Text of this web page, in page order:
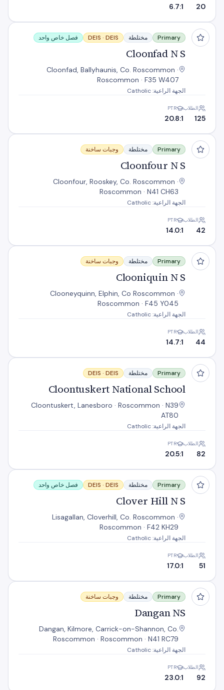
20
6.7:1
Cloonfad N S
Primary مختلطة DEIS · DEIS فصل خاص واحد
Cloonfad N S
Cloonfad, Ballyhaunis, Co. Roscommon ·
Roscommon · F35 W407
الجهة الراعية: Catholic
الطلاب
125
PTR
20.8:1
Cloonfour N S
Primary مختلطة وجبات ساخنة
Cloonfour N S
Cloonfour, Rooskey, Co. Roscommon ·
Roscommon · N41 CH63
الجهة الراعية: Catholic
الطلاب
42
PTR
14.0:1
Clooniquin N S
Primary مختلطة وجبات ساخنة
Clooniquin N S
Clooneyquinn, Elphin, Co Roscommon ·
Roscommon · F45 Y045
الجهة الراعية: Catholic
الطلاب
44
PTR
14.7:1
Cloontuskert National School
Primary مختلطة DEIS · DEIS
Cloontuskert National School
Cloontuskert, Lanesboro · Roscommon · N39
AT80
الجهة الراعية: Catholic
الطلاب
82
PTR
20.5:1
Clover Hill N S
Primary مختلطة DEIS · DEIS فصل خاص واحد
Clover Hill N S
Lisagallan, Cloverhill, Co. Roscommon ·
Roscommon · F42 KH29
الجهة الراعية: Catholic
الطلاب
51
PTR
17.0:1
Dangan NS
Primary مختلطة وجبات ساخنة
Dangan NS
Dangan, Kilmore, Carrick-on-Shannon, Co.
Roscommon · Roscommon · N41 RC79
الجهة الراعية: Catholic
الطلاب
92
PTR
23.0:1